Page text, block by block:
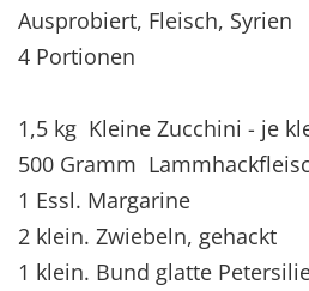
Ausprobiert, Fleisch, Syrien
4 Portionen
1,5 kg Kleine Zucchini - je
500 Gramm
1 Essl. Margarine
2 klein. Zwiebeln, gehackt
1 klein. Bund glatte